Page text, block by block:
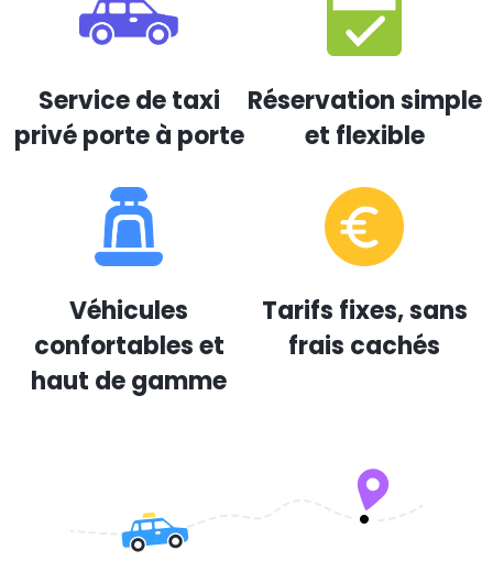
Service de taxi
privé porte à porte
Réservation simple
et flexible
Véhicules
confortables et
haut de gamme
Tarifs fixes, sans
frais cachés